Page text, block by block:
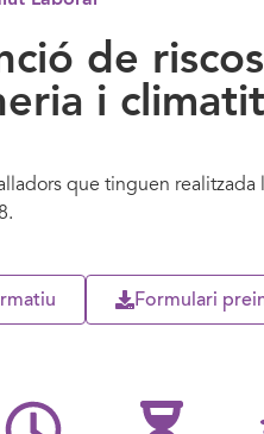
de
i
que tinguen realitzada
Formulari